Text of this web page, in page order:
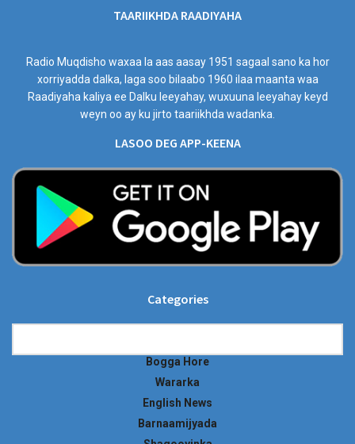
TAARIIKHDA RAADIYAHA
Radio Muqdisho waxaa la aas aasay 1951 sagaal sano ka hor
xorriyadda dalka, laga soo bilaabo 1960 ilaa maanta waa
Raadiyaha kaliya ee Dalku leeyahay, wuxuuna leeyahay keyd
weyn oo ay ku jirto taariikhda wadanka.
LASOO DEG APP-KEENA
Categories
Bogga Hore
Wararka
English News
Barnaamijyada